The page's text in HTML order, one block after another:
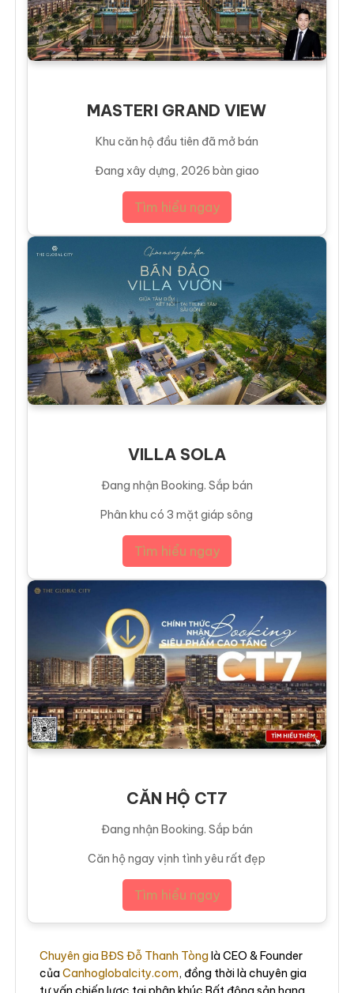
MASTERI GRAND VIEW
Khu căn hộ đầu tiên đã mở bán
Đang xây dựng, 2026 bàn giao
Tìm hiểu ngay
VILLA SOLA
Đang nhận Booking. Sắp bán
Phân khu có 3 mặt giáp sông
Tìm hiểu ngay
CĂN HỘ CT7
Đang nhận Booking. Sắp bán
Căn hộ ngay vịnh tình yêu rất đẹp
Tìm hiểu ngay
Chuyên gia BĐS Đỗ Thanh Tòng là CEO & Founder
của Canhoglobalcity.com, đồng thời là chuyên gia